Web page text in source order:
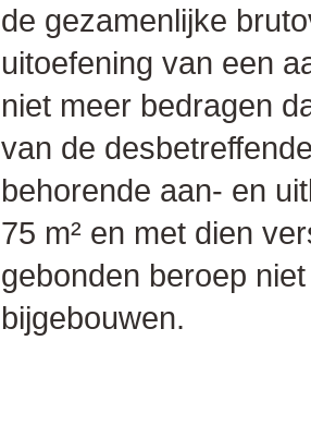
de gezamenlijke
uitoefening van een
niet meer bedragen
van de
behorende aan- en
75 m² en met dien
gebonden beroep
bijgebouwen.